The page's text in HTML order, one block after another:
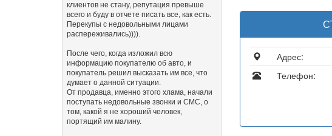
Адрес:
Телефон:
клиентов не стану, репутация превыше
всего и буду в отчете писать все, как есть.
Перекупы с недовольными лицами
распереживались)))).
После чего, когда изложил всю
информацию покупателю об авто, и
покупатель решил высказать им все, что
думает о данной ситуации.
От продавца, именно этого хлама, начали
поступать недовольные звонки и СМС, о
том, какой я не хороший человек,
портящий им малину.